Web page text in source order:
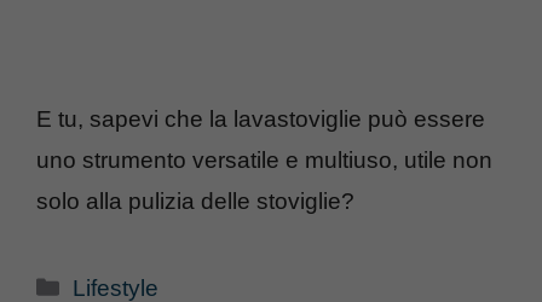
E tu, sapevi che la lavastoviglie può essere
uno strumento versatile e multiuso, utile non
solo alla pulizia delle stoviglie?
Categorie
Lifestyle